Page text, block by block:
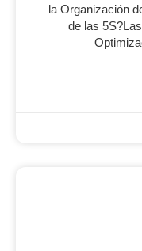
la Organización
de las